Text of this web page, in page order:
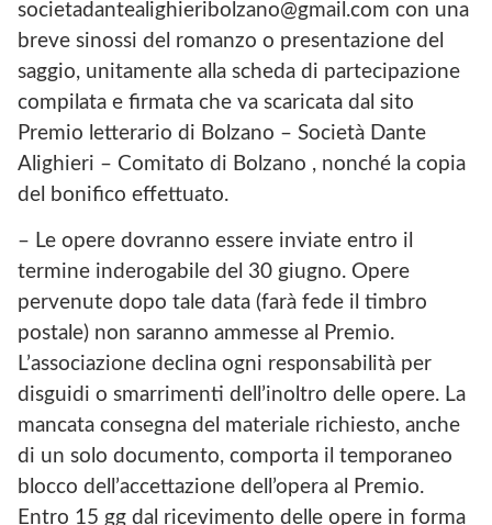
societadantealighieribolzano@gmail.com con una
breve sinossi del romanzo o presentazione del
saggio, unitamente alla scheda di partecipazione
compilata e firmata che va scaricata dal sito
Premio letterario di Bolzano – Società Dante
Alighieri – Comitato di Bolzano , nonché la copia
del bonifico effettuato.
– Le opere dovranno essere inviate entro il
termine inderogabile del 30 giugno. Opere
pervenute dopo tale data (farà fede il timbro
postale) non saranno ammesse al Premio.
L’associazione declina ogni responsabilità per
disguidi o smarrimenti dell’inoltro delle opere. La
mancata consegna del materiale richiesto, anche
di un solo documento, comporta il temporaneo
blocco dell’accettazione dell’opera al Premio.
Entro 15 gg dal ricevimento delle opere in forma